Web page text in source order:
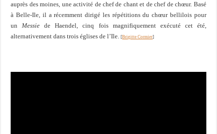
auprès des moines, une activité de chef de chant et de chef de chœur. Basé
à Belle-Ile, il a récemment dirigé les répétitions du chœur bellilois pour
unMessiede Haendel, cinq fois magnifiquement exécuté cet été,
alternativement dans trois églises de l’Ile.[Brigitte Cormier]